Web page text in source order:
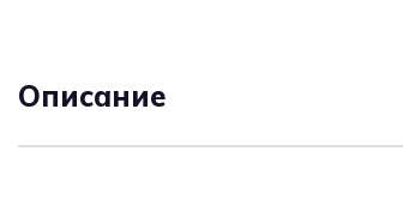
Описание